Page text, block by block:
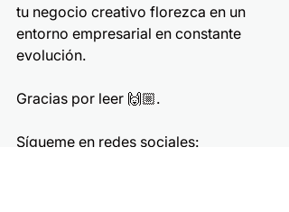
tu negocio creativo florezca en un
entorno empresarial en constante
evolución.
Gracias por leer 🙌🏼.
Sígueme en redes sociales: